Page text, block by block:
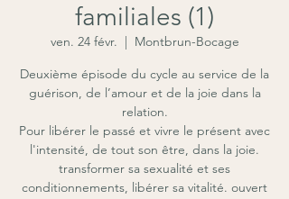
familiales (1)
ven. 24 févr.
  |
Montbrun-Bocage
Deuxième épisode du cycle au service de la
guérison, de l’amour et de la joie dans la
relation.
Pour libérer le passé et vivre le présent avec
l'intensité, de tout son être, dans la joie.
transformer sa sexualité et ses
conditionnements, libérer sa vitalité. ouvert